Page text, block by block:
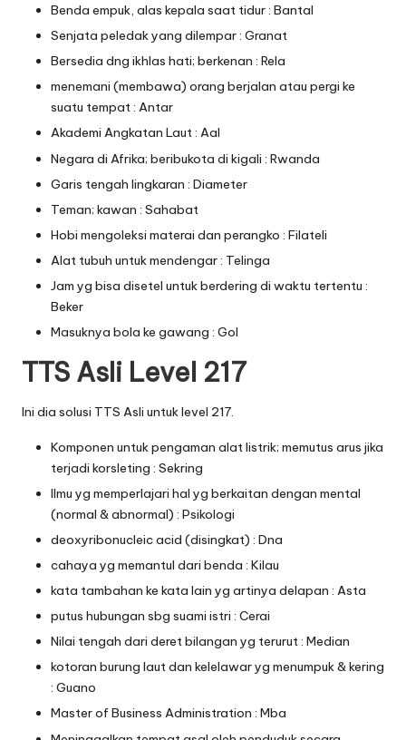
Benda empuk, alas kepala saat tidur : Bantal
Senjata peledak yang dilempar : Granat
Bersedia dng ikhlas hati; berkenan : Rela
menemani (membawa) orang berjalan atau pergi ke
suatu tempat : Antar
Akademi Angkatan Laut : Aal
Negara di Afrika; beribukota di kigali : Rwanda
Garis tengah lingkaran : Diameter
Teman; kawan : Sahabat
Hobi mengoleksi materai dan perangko : Filateli
Alat tubuh untuk mendengar : Telinga
Jam yg bisa disetel untuk berdering di waktu tertentu :
Beker
Masuknya bola ke gawang : Gol
TTS Asli Level 217
Ini dia solusi TTS Asli untuk level 217.
Komponen untuk pengaman alat listrik; memutus arus jika
terjadi korsleting : Sekring
Ilmu yg memperlajari hal yg berkaitan dengan mental
(normal & abnormal) : Psikologi
deoxyribonucleic acid (disingkat) : Dna
cahaya yg memantul dari benda : Kilau
kata tambahan ke kata lain yg artinya delapan : Asta
putus hubungan sbg suami istri : Cerai
Nilai tengah dari deret bilangan yg terurut : Median
kotoran burung laut dan kelelawar yg menumpuk & kering
: Guano
Master of Business Administration : Mba